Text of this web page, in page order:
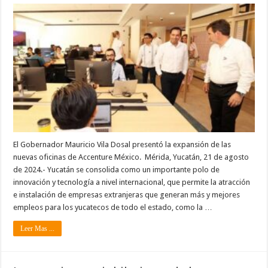
El Gobernador Mauricio Vila Dosal presentó la expansión de las
nuevas oficinas de Accenture México. Mérida, Yucatán, 21 de agosto
de 2024.- Yucatán se consolida como un importante polo de
innovación y tecnología a nivel internacional, que permite la atracción
e instalación de empresas extranjeras que generan más y mejores
empleos para los yucatecos de todo el estado, como la …
Leer Mas ...